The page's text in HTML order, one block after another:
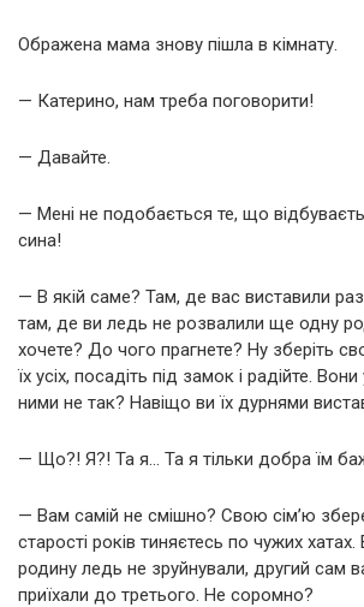
Ображена мама знову пішла в кімнату.
— Катерино, нам треба поговорити!
— Давайте.
— Мені не подобається те, що
сина!
— В якій саме? Там, де вас виставили
там, де ви ледь не розвалили ще одну
хочете? До чого прагнете? Ну зберіть
їх усіх, посадіть під замок і радійте.
ними не так? Навіщо ви їх дурнями
— Що?! Я?! Та я… Та я тільки добра їм
— Вам самій не смішно? Свою сім’ю
старості років тиняєтесь по чужих
родину ледь не зруйнували, другий сам
приїхали до третього. Не соромно?